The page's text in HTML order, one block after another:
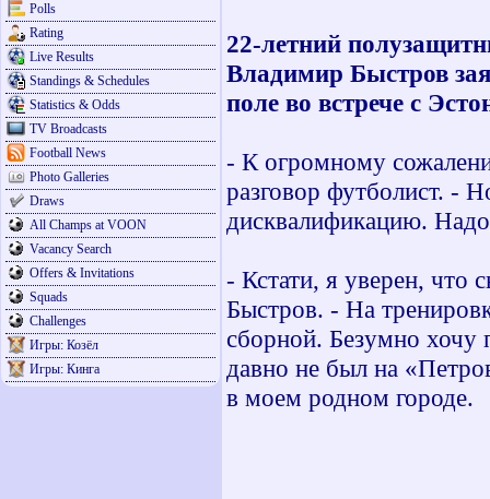
Polls
Rating
Live Results
Standings & Schedules
Statistics & Odds
TV Broadcasts
Football News
Photo Galleries
Draws
All Champs at VOON
Vacancy Search
Offers & Invitations
Squads
Challenges
Игры: Козёл
Игры: Кинга
22-летний
Владимир Быстров
поле во встрече с
- К огромному
разговор футболист. -
дисквалификацию.
- Кстати, я уверен, что
Быстров. - На
сборной. Безумно хочу
давно не был на
в моем родном городе.